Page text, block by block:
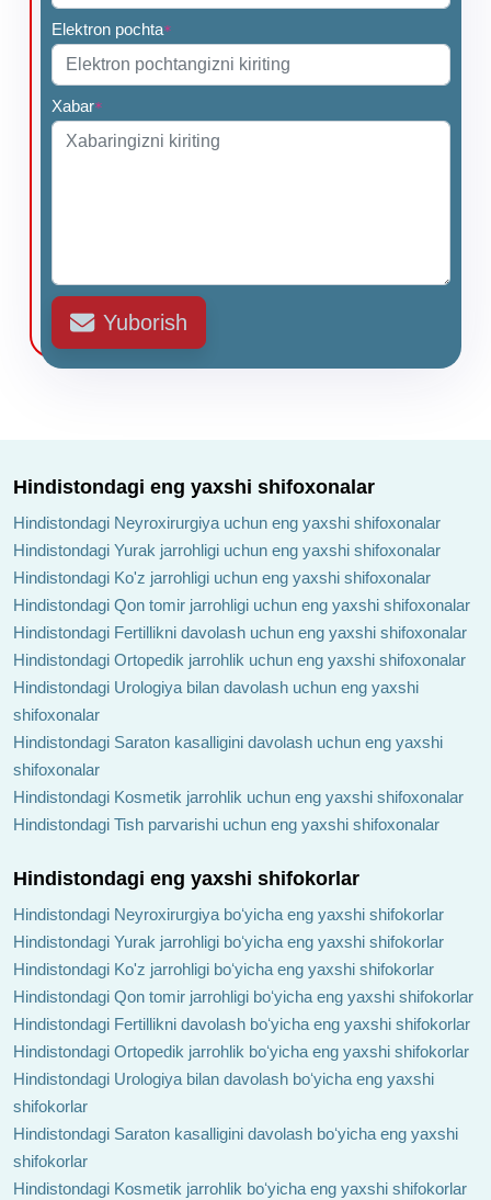
Elektron pochta*
Xabar*
Yuborish
Hindistondagi eng yaxshi shifoxonalar
Hindistondagi Neyroxirurgiya uchun eng yaxshi shifoxonalar
Hindistondagi Yurak jarrohligi uchun eng yaxshi shifoxonalar
Hindistondagi Ko'z jarrohligi uchun eng yaxshi shifoxonalar
Hindistondagi Qon tomir jarrohligi uchun eng yaxshi shifoxonalar
Hindistondagi Fertillikni davolash uchun eng yaxshi shifoxonalar
Hindistondagi Ortopedik jarrohlik uchun eng yaxshi shifoxonalar
Hindistondagi Urologiya bilan davolash uchun eng yaxshi
shifoxonalar
Hindistondagi Saraton kasalligini davolash uchun eng yaxshi
shifoxonalar
Hindistondagi Kosmetik jarrohlik uchun eng yaxshi shifoxonalar
Hindistondagi Tish parvarishi uchun eng yaxshi shifoxonalar
Hindistondagi eng yaxshi shifokorlar
Hindistondagi Neyroxirurgiya boʻyicha eng yaxshi shifokorlar
Hindistondagi Yurak jarrohligi boʻyicha eng yaxshi shifokorlar
Hindistondagi Ko'z jarrohligi boʻyicha eng yaxshi shifokorlar
Hindistondagi Qon tomir jarrohligi boʻyicha eng yaxshi shifokorlar
Hindistondagi Fertillikni davolash boʻyicha eng yaxshi shifokorlar
Hindistondagi Ortopedik jarrohlik boʻyicha eng yaxshi shifokorlar
Hindistondagi Urologiya bilan davolash boʻyicha eng yaxshi
shifokorlar
Hindistondagi Saraton kasalligini davolash boʻyicha eng yaxshi
shifokorlar
Hindistondagi Kosmetik jarrohlik boʻyicha eng yaxshi shifokorlar